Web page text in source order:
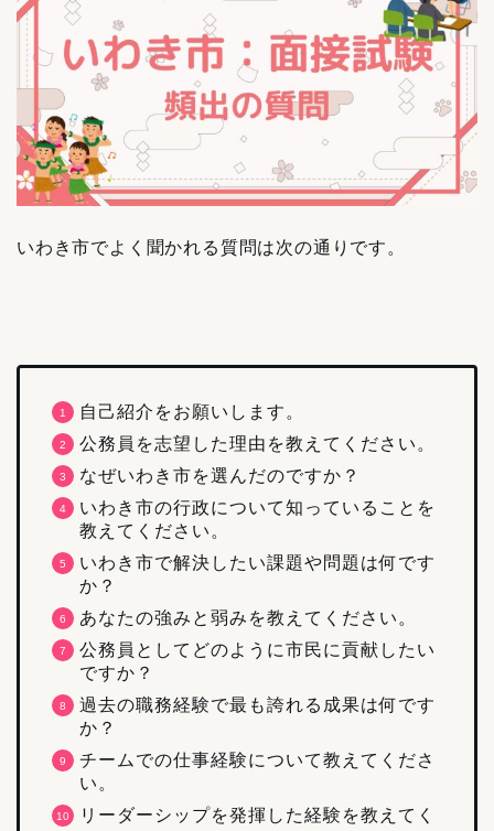
いわき市でよく聞かれる質問は次の通りです。
自己紹介をお願いします。
公務員を志望した理由を教えてください。
なぜいわき市を選んだのですか？
いわき市の行政について知っていることを
教えてください。
いわき市で解決したい課題や問題は何です
か？
あなたの強みと弱みを教えてください。
公務員としてどのように市民に貢献したい
ですか？
過去の職務経験で最も誇れる成果は何です
か？
チームでの仕事経験について教えてくださ
い。
リーダーシップを発揮した経験を教えてく